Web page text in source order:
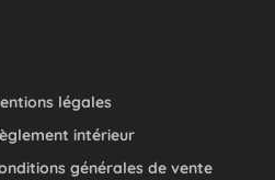
légales
intérieur
générales de vente